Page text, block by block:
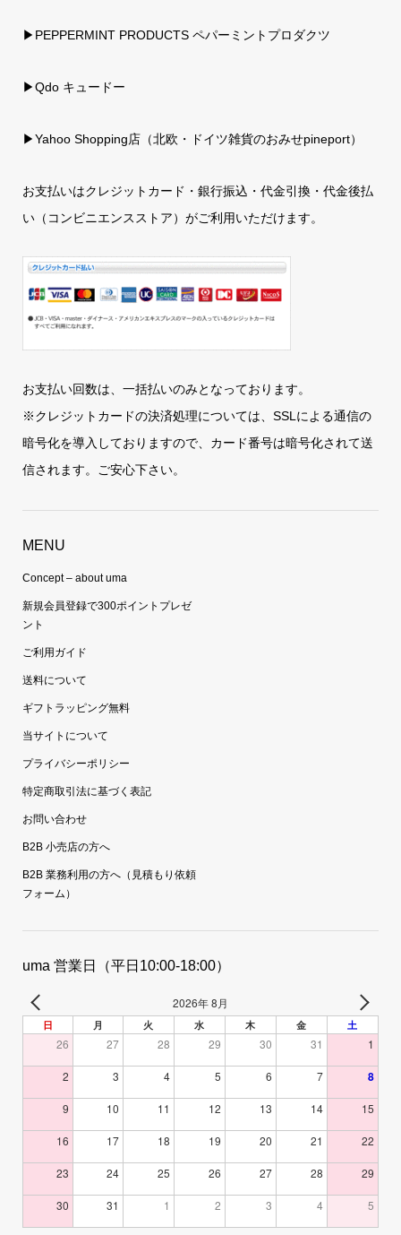
▶PEPPERMINT PRODUCTS ペパーミントプロダクツ
▶Qdo キュードー
▶Yahoo Shopping店（北欧・ドイツ雑貨のおみせpineport）
お支払いはクレジットカード・銀行振込・代金引換・代金後払
い（コンビニエンスストア）がご利用いただけます。
お支払い回数は、一括払いのみとなっております。
※クレジットカードの決済処理については、SSLによる通信の
暗号化を導入しておりますので、カード番号は暗号化されて送
信されます。ご安心下さい。
MENU
Concept – about uma
新規会員登録で300ポイントプレゼ
ント
ご利用ガイド
送料について
ギフトラッピング無料
当サイトについて
プライバシーポリシー
特定商取引法に基づく表記
お問い合わせ
B2B 小売店の方へ
B2B 業務利用の方へ（見積もり依頼
フォーム）
uma 営業日（平日10:00-18:00）
2026年 8月
日 月 火 水 木 金 土
26 27 28 29 30 31 1
2 3 4 5 6 7 8
9 10 11 12 13 14 15
16 17 18 19 20 21 22
23 24 25 26 27 28 29
30 31 1 2 3 4 5